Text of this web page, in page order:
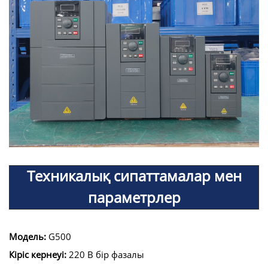
Техникалық сипаттамалар мен
параметрлер
Модель: G500
Кіріс кернеуі: 220 В бір фазалы